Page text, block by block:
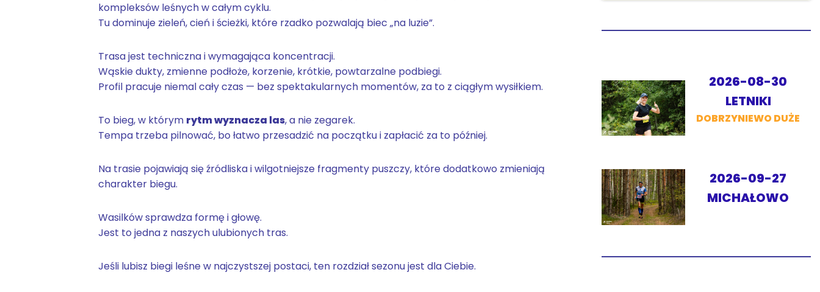
kompleksów leśnych w całym cyklu.
Tu dominuje zieleń, cień i ścieżki, które rzadko pozwalają biec „na luzie”.
Trasa jest techniczna i wymagająca koncentracji.
Wąskie dukty, zmienne podłoże, korzenie, krótkie, powtarzalne podbiegi.
Profil pracuje niemal cały czas — bez spektakularnych momentów, za to z ciągłym wysiłkiem.
To bieg, w którym rytm wyznacza las, a nie zegarek.
Tempa trzeba pilnować, bo łatwo przesadzić na początku i zapłacić za to później.
Na trasie pojawiają się źródliska i wilgotniejsze fragmenty puszczy, które dodatkowo zmieniają
charakter biegu.
Wasilków sprawdza formę i głowę.
Jest to jedna z naszych ulubionych tras.
Jeśli lubisz biegi leśne w najczystszej postaci, ten rozdział sezonu jest dla Ciebie.
2026-08-30
LETNIKI
DOBRZYNIEWO DUŻE
2026-09-27
MICHAŁOWO